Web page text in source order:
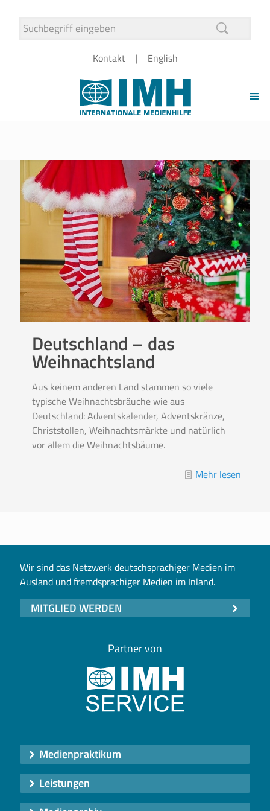
Kontakt English
Deutschland – das
Weihnachtsland
Aus keinem anderen Land stammen so viele
typische Weihnachtsbräuche wie aus
Deutschland: Adventskalender, Adventskränze,
Christstollen, Weihnachtsmärkte und natürlich
vor allem die Weihnachtsbäume.
Mehr lesen
Wir sind das Netzwerk deutschsprachiger Medien im
Ausland und fremdsprachiger Medien im Inland.
MITGLIED WERDEN
Partner von
Medienpraktikum
Leistungen